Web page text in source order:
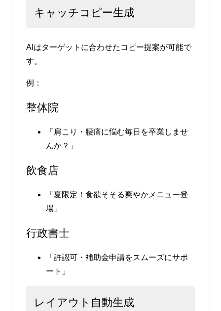
キャッチコピー生成
AIはターゲットに合わせたコピー提案が可能で
す。
例：
整体院
「肩こり・腰痛に悩む毎日を卒業しませ
んか？」
飲食店
「夏限定！食欲そそる爽やかメニュー登
場」
行政書士
「許認可・補助金申請をスムーズにサポ
ート」
レイアウト自動生成